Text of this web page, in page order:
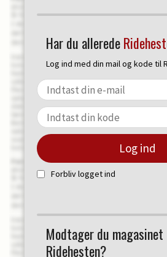
Har du allerede
Log ind med din mail og kode til
Forbliv logget ind
Modtager du magasinet
Ridehesten?